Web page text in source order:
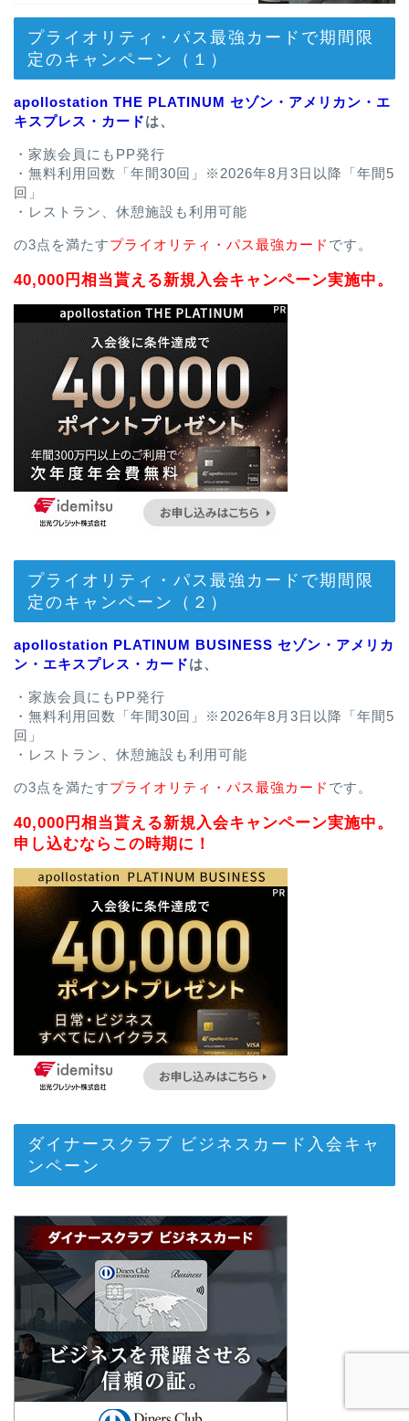
プライオリティ・パス最強カードで期間限
定のキャンペーン（１）
apollostation THE PLATINUM セゾン・アメリカン・エ
キスプレス・カードは、
・家族会員にもPP発行
・無料利用回数「年間30回」※2026年8月3日以降「年間5
回」
・レストラン、休憩施設も利用可能
の3点を満たすプライオリティ・パス最強カード です。
40,000円相当貰える新規入会キャンペーン実施中。
プライオリティ・パス最強カードで期間限
定のキャンペーン（２）
apollostation PLATINUM BUSINESS セゾン・アメリカ
ン・エキスプレス・カードは、
・家族会員にもPP発行
・無料利用回数「年間30回」※2026年8月3日以降「年間5
回」
・レストラン、休憩施設も利用可能
の3点を満たすプライオリティ・パス最強カード です。
40,000円相当貰える新規入会キャンペーン実施中。
申し込むならこの時期に！
ダイナースクラブ ビジネスカード入会キャ
ンペーン